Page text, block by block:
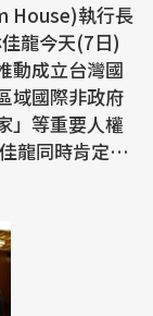
House)執行長
龍今天(7日)
動成立台灣國
域國際非政府
」等重要人權